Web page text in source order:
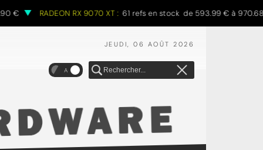
RADEON RX 9070 XT : 61 refs en stock de 593.99 € à 970.68 €
JEUDI, 06 AOÛT 2026
A